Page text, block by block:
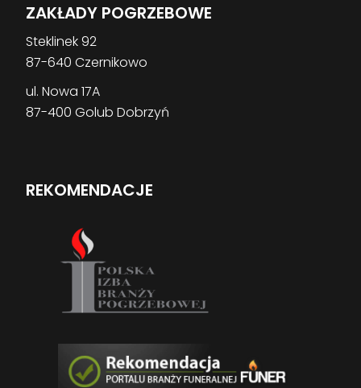
ZAKŁADY POGRZEBOWE
Steklinek 92
87-640 Czernikowo
ul. Nowa 17A
87-400 Golub Dobrzyń
REKOMENDACJE